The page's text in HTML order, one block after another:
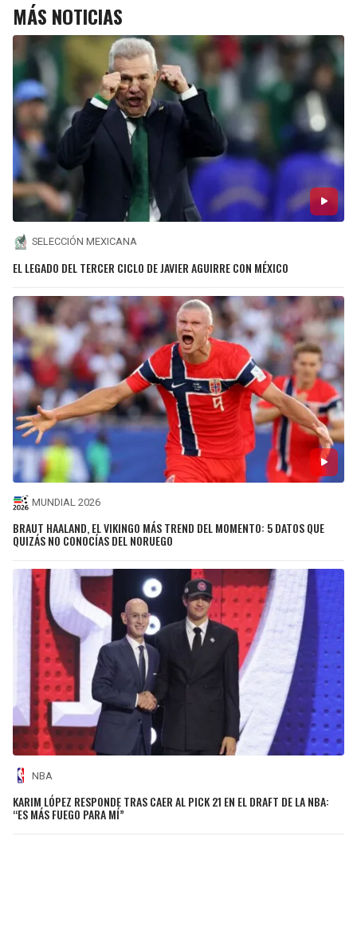
MÁS NOTICIAS
SELECCIÓN MEXICANA
EL LEGADO DEL TERCER CICLO DE JAVIER AGUIRRE CON MÉXICO
MUNDIAL 2026
BRAUT HAALAND, EL VIKINGO MÁS TREND DEL MOMENTO: 5 DATOS QUE
QUIZÁS NO CONOCÍAS DEL NORUEGO
NBA
KARIM LÓPEZ RESPONDE TRAS CAER AL PICK 21 EN EL DRAFT DE LA NBA:
“ES MÁS FUEGO PARA MÍ”